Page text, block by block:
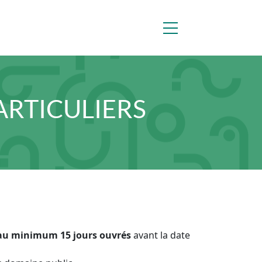
minimum 15 jours ouvrésavant la date